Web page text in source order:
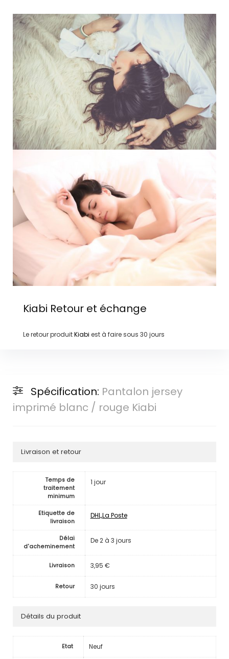
Kiabi Retour et échange
Le retour produitKiabi est à faire sous 30 jours
Spécification: Pantalon jersey
imprimé blanc / rouge Kiabi
Livraison et retour
Temps de
traitement
minimum
1 jour
Etiquette de
livraison
DHL,La Poste
Délai
d'acheminement
De 2 à 3 jours
Livraison 3,95 €
Retour 30 jours
Détails du produit
Etat Neuf